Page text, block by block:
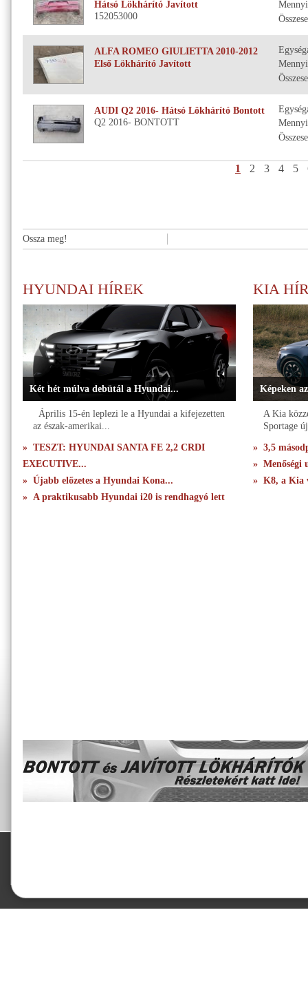
Hátsó Lökhárító Javított
152053000
ALFA ROMEO GIULIETTA 2010-2012
Első Lökhárító Javított
AUDI Q2 2016- Hátsó Lökhárító Bontott
Q2 2016- BONTOTT
1 2 3 4 5
Ossza meg!
HYUNDAI HÍREK
Két hét múlva debütál a Hyundai...
Április 15-én leplezi le a Hyundai a kifejezetten
az észak-amerikai...
» TESZT: HYUNDAI SANTA FE 2,2 CRDI
EXECUTIVE...
» Újabb előzetes a Hyundai Kona...
» A praktikusabb Hyundai i20 is rendhagyó lett
KIA
Képeken
A Kia
Sportage
» 3,5
» Menőségi
» K8, a Kia